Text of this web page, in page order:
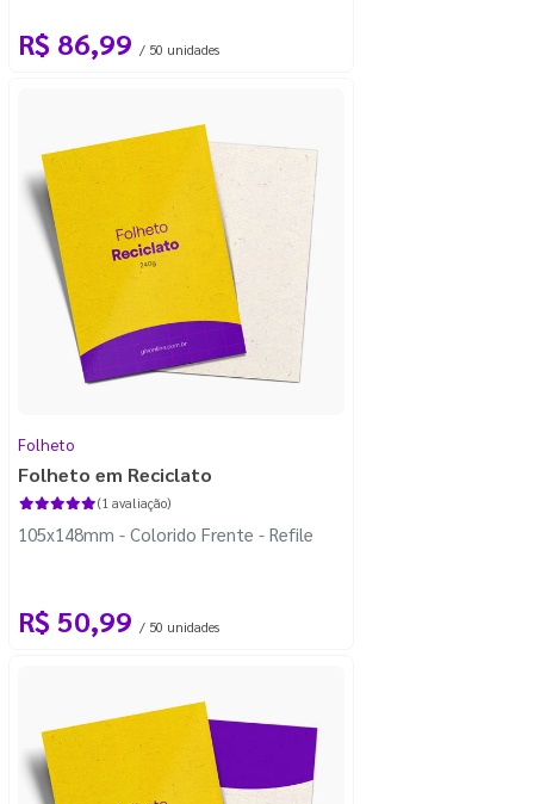
R$ 86,99 / 50 unidades
Folheto
Folheto em Reciclato
(1 avaliação)
105x148mm - Colorido Frente - Refile
R$ 50,99 / 50 unidades